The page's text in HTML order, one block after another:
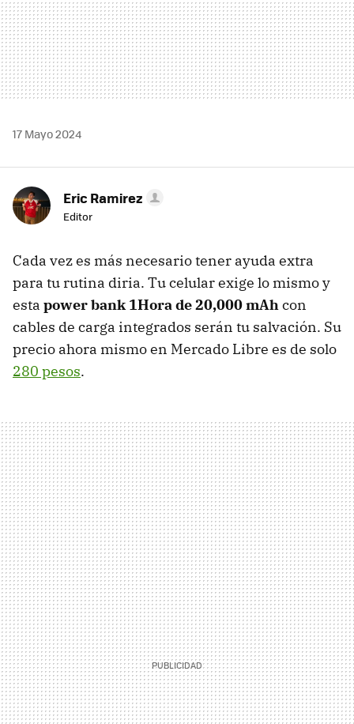
17 Mayo 2024
Eric Ramirez
Editor
Cada vez es más necesario tener ayuda extra
para tu rutina diria. Tu celular exige lo mismo y
esta power bank 1Hora de 20,000 mAhcon
cables de carga integrados serán tu salvación. Su
precio ahora mismo en Mercado Libre es de solo
280 pesos.